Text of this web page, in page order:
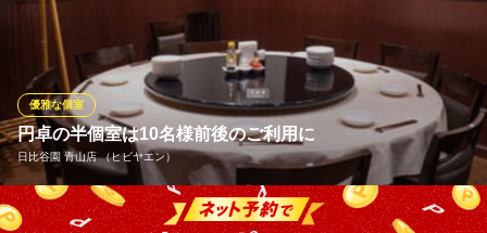
の彩り懐石料理を愉しむひととき。 大切なお食事の時間を演出い
たします。
外苑前 僖成
和食 懐石 個室 接待
地下鉄銀座線外苑前駅1B出口 徒歩1分
東京都港区南青山2-24-8 BY-CUBE1F
円卓の半個室は10名様前後のご利用に
日比谷園 青山店 （ヒビヤエン）
優雅な個室
店内奥に佇む、人気の円卓【完全個室】。企業様の重要なご宴会